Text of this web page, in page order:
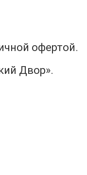
офертой.
Двор».